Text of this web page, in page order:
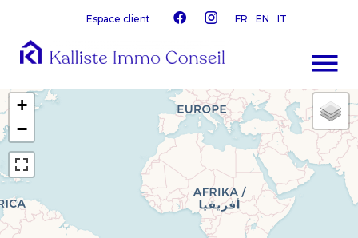
Espace client FR EN IT
+
−